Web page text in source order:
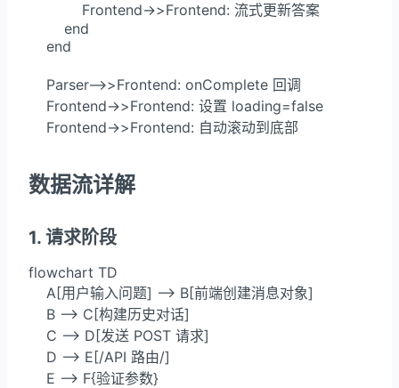
            Frontend->>Frontend: 流式更新答案
        end
    end
    Parser-->>Frontend: onComplete 回调
    Frontend->>Frontend: 设置 loading=false
    Frontend->>Frontend: 自动滚动到底部
数据流详解
1. 请求阶段
flowchart TD
    A[用户输入问题] --> B[前端创建消息对象]
    B --> C[构建历史对话]
    C --> D[发送 POST 请求]
    D --> E[/API 路由/]
    E --> F{验证参数}